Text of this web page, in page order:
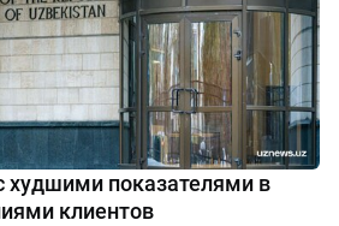
худшими показателями в
клиентов